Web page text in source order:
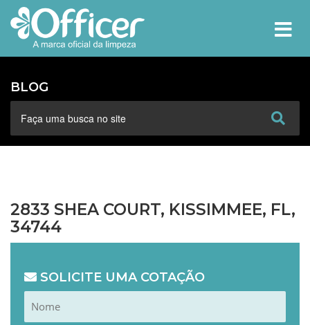
BLOG
2833 SHEA COURT, KISSIMMEE, FL,
34744
SOLICITE UMA COTAÇÃO